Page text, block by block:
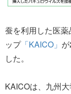
蚕を利用した医
ップ「KAICO」
した。
KAICOは、九州